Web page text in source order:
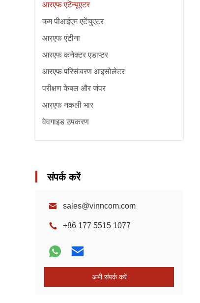
आरएफ एटेंन्यूएटर
कम पीआईएम एटेंचुएटर
आरएफ एंटीना
आरएफ कनेक्टर एडाप्टर
आरएफ परिसंचरण आइसोलेटर
परीक्षण केबल और जंपर
आरएफ नकली भार
वेवगाइड उपकरण
संपर्क करें
sales@vinncom.com
+86 177 5515 1077
अभी संपर्क करें